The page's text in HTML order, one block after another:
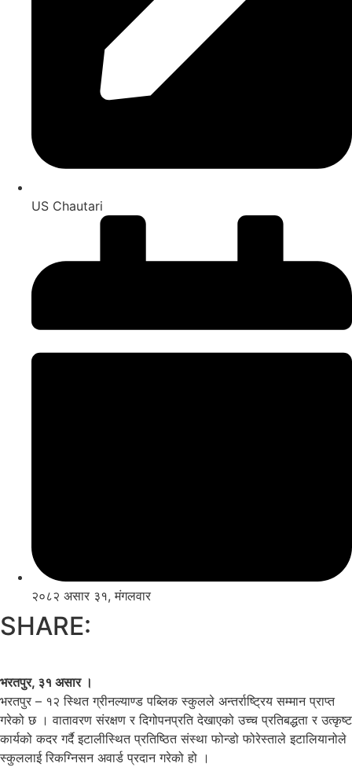
US Chautari
२०८२ असार ३१, मंगलवार
SHARE:
भरतपुर, ३१ असार ।
भरतपुर – १२ स्थित ग्रीनल्याण्ड पब्लिक स्कुलले अन्तर्राष्ट्रिय सम्मान प्राप्त
गरेको छ । वातावरण संरक्षण र दिगोपनप्रति देखाएको उच्च प्रतिबद्धता र उत्कृष्ट
कार्यको कदर गर्दै इटालीस्थित प्रतिष्ठित संस्था फोन्डो फोरेस्ताले इटालियानोले
स्कुललाई रिकग्निसन अवार्ड प्रदान गरेको हो ।